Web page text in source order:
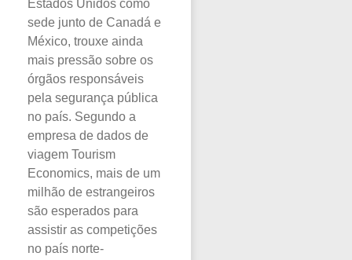
Estados Unidos como
sede junto de Canadá e
México, trouxe ainda
mais pressão sobre os
órgãos responsáveis
pela segurança pública
no país. Segundo a
empresa de dados de
viagem Tourism
Economics, mais de um
milhão de estrangeiros
são esperados para
assistir as competições
no país norte-